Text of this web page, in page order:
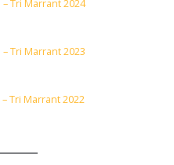
Tri Marrant 2024
Tri Marrant 2023
Tri Marrant 2022